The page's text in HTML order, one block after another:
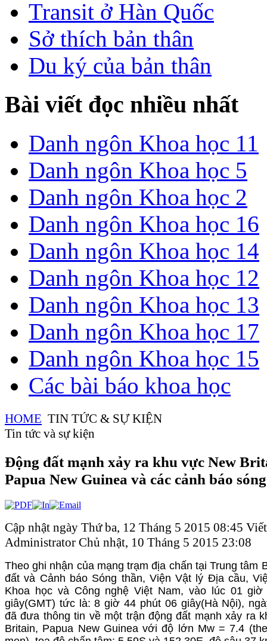
Transit ở Hàn Quốc
Sở thích bản thân
Du ký của bản thân
Bài viết đọc nhiều nhất
Danh ngôn Khoa học 11
Danh ngôn Khoa học 5
Danh ngôn Khoa học 2
Danh ngôn Khoa học 16
Danh ngôn Khoa học 14
Danh ngôn Khoa học 12
Danh ngôn Khoa học 13
Danh ngôn Khoa học 17
Danh ngôn Khoa học 15
Các bài báo khoa học
HOME TIN TỨC & SỰ KIỆN
Tin tức và sự kiện
Động đất mạnh xảy ra khu vực New
Papua New Guinea và các cảnh báo
Cập nhật ngày Thứ ba, 12 Tháng 5 2015 08:45
Administrator Chủ nhật, 10 Tháng 5 2015 23:08
Theo ghi nhận của mạng trạm địa chấn tại Trung tâm
đất và Cảnh báo Sóng thần, Viện Vật lý Địa cầu,
Khoa học và Công nghệ Việt Nam, vào lúc 01
giây(GMT) tức là: 8 giờ 44 phút 06 giây(Hà Nội),
đã đưa thông tin về một trận động đất mạnh xảy ra
Britain, Papua New Guinea với độ lớn Mw = 7.4